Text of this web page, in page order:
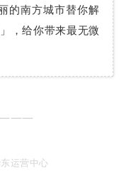
的南方城市替你解
」
，给你带来最无微
运营中心